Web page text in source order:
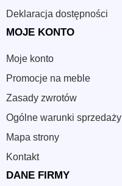
Deklaracja dostępności
MOJE KONTO
Moje konto
Promocje na meble
Zasady zwrotów
Ogólne warunki sprzedaży
Mapa strony
Kontakt
DANE FIRMY